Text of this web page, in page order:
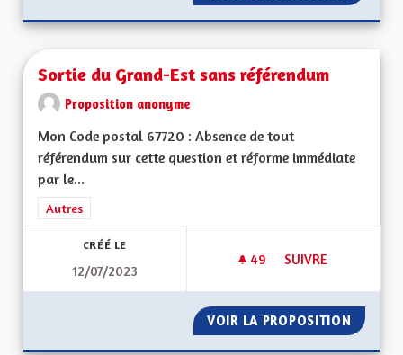
Sortie du Grand-Est sans référendum
Proposition anonyme
Mon Code postal 67720 : Absence de tout
référendum sur cette question et réforme immédiate
par le...
Filtrer les résultats de la catégorie : Autres
Autres
CRÉÉ LE
12/07/2023
49 49 ABONNÉS
SUIVRE
VOIR LA PROPOSITION